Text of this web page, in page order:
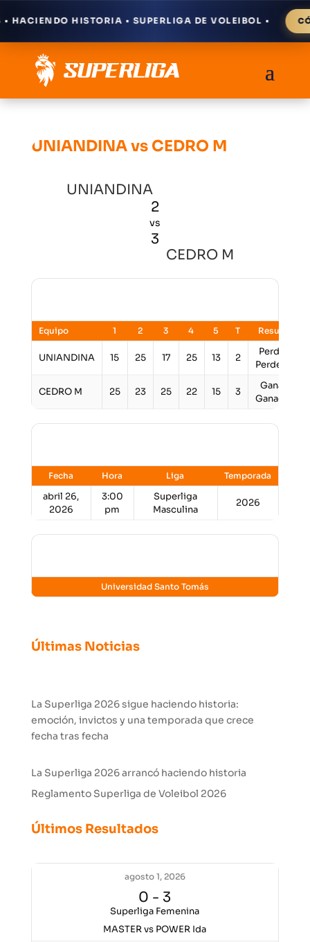
HISTORIA • SUPERLIGA DE VOLEIBOL •
UNIANDINA vs CEDRO M
UNIANDINA
2
vs
3
CEDRO M
Equipo 1 2 3 4 5 T Resultado
UNIANDINA 15 25 17 25 13 2
Perdedor,
Perdedorx1
CEDRO M 25 23 25 22 15 3
Ganador,
GanadorX2
Fecha Hora Liga Temporada
abril 26,
2026
3:00
pm
Superliga
Masculina
2026
Universidad Santo Tomás
Últimas Noticias
La Superliga 2026 sigue haciendo historia:
emoción, invictos y una temporada que crece
fecha tras fecha
La Superliga 2026 arrancó haciendo historia
Reglamento Superliga de Voleibol 2026
Últimos Resultados
agosto 1, 2026
0 - 3
Superliga Femenina
MASTER vs POWER Ida